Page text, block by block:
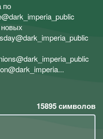
по
15895символов